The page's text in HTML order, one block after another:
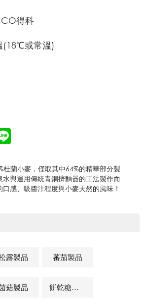
露製品 蕃茄製品
菇製品 餅乾糖果類
得科
(18℃或常溫)
杜蘭小麥，僅取其中64%的精華部分製
水與運用傳統青銅擠麵器的工法製作而
感、吸醬汁程度與小麥天然的風味！